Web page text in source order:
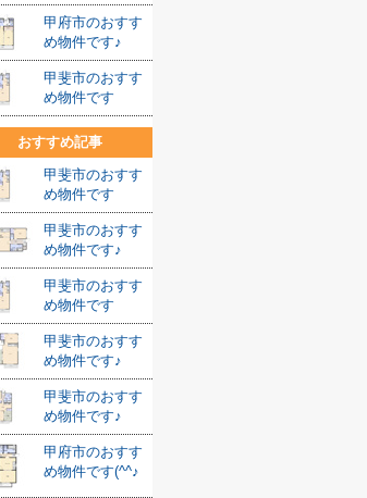
甲府市のおすす
め物件です♪
甲斐市のおすす
め物件です
おすすめ記事
甲斐市のおすす
め物件です
甲斐市のおすす
め物件です♪
甲斐市のおすす
め物件です
甲斐市のおすす
め物件です♪
甲斐市のおすす
め物件です♪
甲府市のおすす
め物件です(^^♪